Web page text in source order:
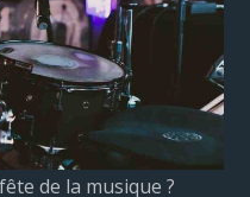
de la musique ?